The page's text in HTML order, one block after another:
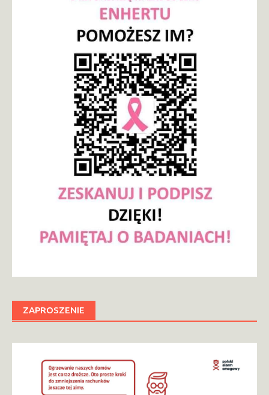
ZAPROSZENIE